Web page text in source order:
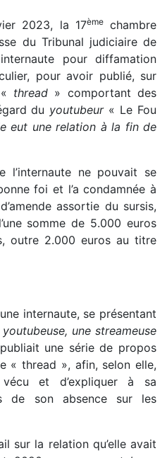
2023, la 17èmechambre
du Tribunal judiciaire de
pour diffamation
pour avoir publié, sur
thread» comportant des
du youtubeur « Le Fou
eut une relation à la fin de
l’internaute ne pouvait se
foi et l’a condamnée à
assortie du sursis,
somme de 5.000 euros
outre 2.000 euros au titre
internaute, se présentant
youtubeuse, une streameuse
une série de propos
« thread », afin, selon elle,
et d’expliquer à sa
de son absence sur les
sur la relation qu’elle avait